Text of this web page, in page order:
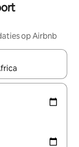
op Airbnb
maak je een keuze